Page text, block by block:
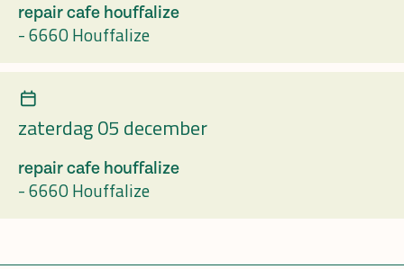
repair cafe houffalize
-6660 Houffalize
zaterdag 05 december
repair cafe houffalize
-6660 Houffalize